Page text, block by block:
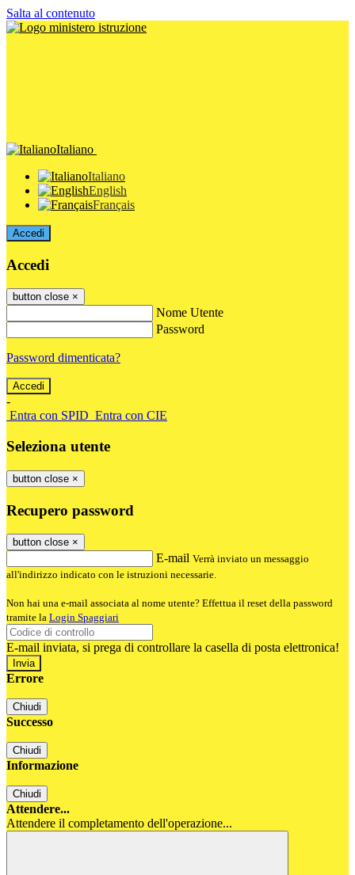
Salta al contenuto
Italiano
Italiano
English
Français
Accedi
Accedi
button close ×
Nome Utente
Password
Password dimenticata?
-
Entra con SPID Entra con CIE
Seleziona utente
button close ×
Recupero password
button close ×
E-mail Verrà inviato un messaggio
all'indirizzo indicato con le istruzioni necessarie.
Non hai una e-mail associata al nome utente? Effettua il reset della password
tramite la Login Spaggiari
E-mail inviata, si prega di controllare la casella di posta elettronica!
Errore
Chiudi
Successo
Chiudi
Informazione
Chiudi
Attendere...
Attendere il completamento dell'operazione...